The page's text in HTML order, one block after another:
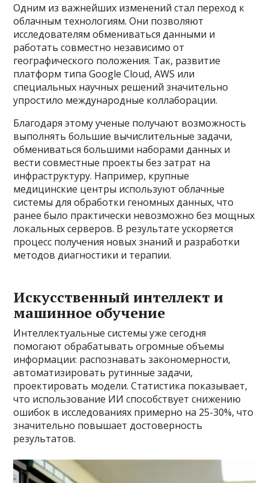
Одним из важнейших изменений стал переход к
облачным технологиям. Они позволяют
исследователям обмениваться данными и
работать совместно независимо от
географического положения. Так, развитие
платформ типа Google Cloud, AWS или
специальных научных решений значительно
упростило международные коллаборации.
Благодаря этому ученые получают возможность
выполнять большие вычислительные задачи,
обмениваться большими наборами данных и
вести совместные проекты без затрат на
инфраструктуру. Например, крупные
медицинские центры используют облачные
системы для обработки геномных данных, что
ранее было практически невозможно без мощных
локальных серверов. В результате ускоряется
процесс получения новых знаний и разработки
методов диагностики и терапии.
Искусственный интеллект и
машинное обучение
Интеллектуальные системы уже сегодня
помогают обрабатывать огромные объемы
информации: распознавать закономерности,
автоматизировать рутинные задачи,
проектировать модели. Статистика показывает,
что использование ИИ способствует снижению
ошибок в исследованиях примерно на 25-30%, что
значительно повышает достоверность
результатов.